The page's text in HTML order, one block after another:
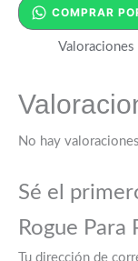
COMPRAR
Valoraciones
No hay
Sé el
Rogue Para
Tu dirección de